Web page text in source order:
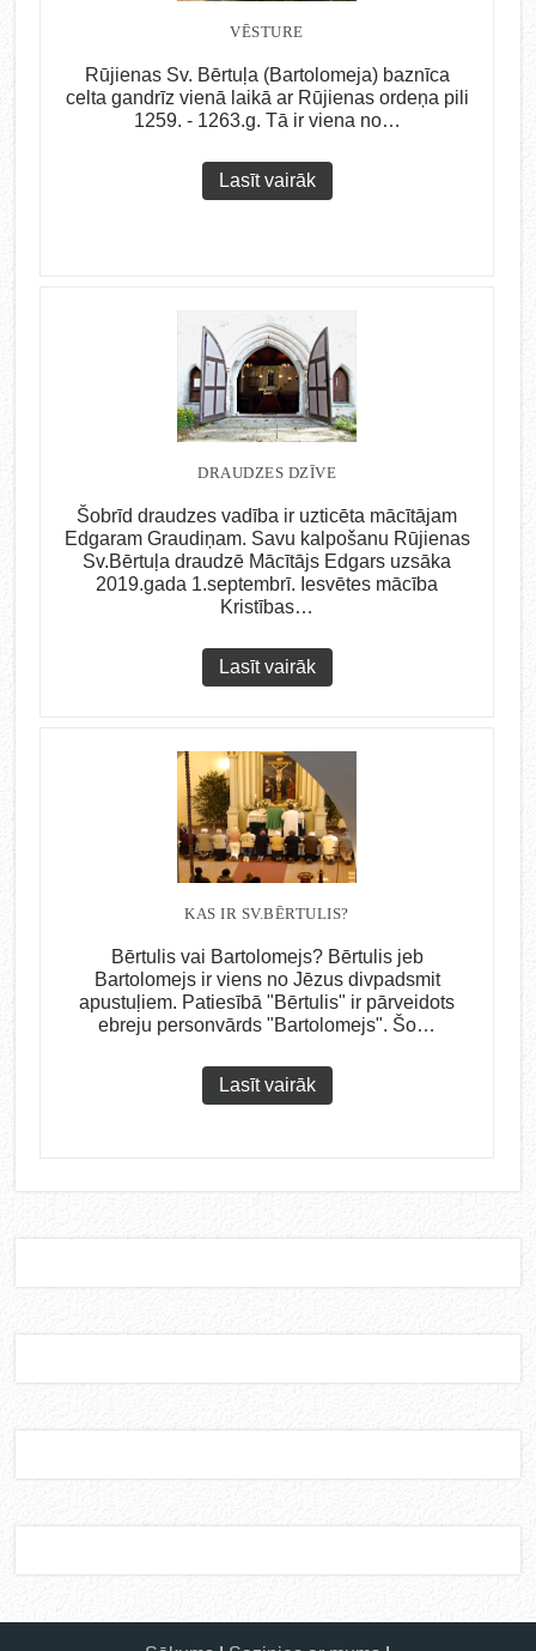
VĒSTURE
Rūjienas Sv. Bērtuļa (Bartolomeja) baznīca
celta gandrīz vienā laikā ar Rūjienas ordeņa pili
1259. - 1263.g. Tā ir viena no…
Lasīt vairāk
DRAUDZES DZĪVE
Šobrīd draudzes vadība ir uzticēta mācītājam
Edgaram Graudiņam. Savu kalpošanu Rūjienas
Sv.Bērtuļa draudzē Mācītājs Edgars uzsāka
2019.gada 1.septembrī. Iesvētes mācība
Kristības…
Lasīt vairāk
KAS IR SV.BĒRTULIS?
Bērtulis vai Bartolomejs? Bērtulis jeb
Bartolomejs ir viens no Jēzus divpadsmit
apustuļiem. Patiesībā "Bērtulis" ir pārveidots
ebreju personvārds "Bartolomejs". Šo…
Lasīt vairāk